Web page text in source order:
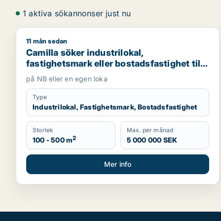
1 aktiva sökannonser just nu
Camilla söker industrilokal, fastighetsmark eller
11 mån sedan
Camilla söker industrilokal,
fastighetsmark eller bostadsfastighet till
salu i Norrtälje, Knivsta eller Uppsala m.fl.
på NB eller en egen loka
Type
Industrilokal, Fastighetsmark, Bostadsfastighet
Storlek
100 - 500 m2
Max. per månad
5 000 000 SEK
Mer info